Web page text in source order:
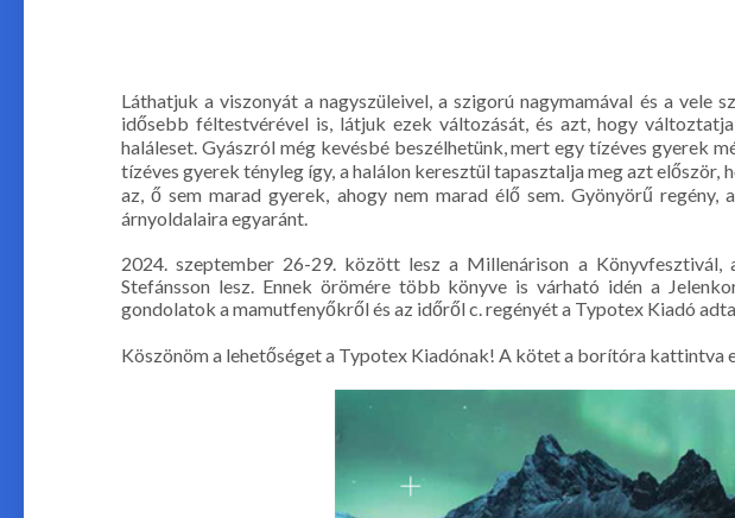
Láthatjuk a viszonyát a nagyszüleivel, a szigorú nagymamával és a vele
idősebb féltestvérével is, látjuk ezek változását, és azt, hogy
haláleset. Gyászról még kevésbé beszélhetünk, mert egy tízéves gyerek
tízéves gyerek tényleg így, a halálon keresztül tapasztalja meg azt először,
az, ő sem marad gyerek, ahogy nem marad élő sem. Gyönyörű regény,
árnyoldalaira egyaránt.
2024. szeptember 26-29. között lesz a Millenárison a Könyvfesztivál,
Stefánsson lesz. Ennek örömére több könyve is várható idén a
gondolatok a mamutfenyőkről és az időről c. regényét a Typotex Kiadó
Köszönöm a lehetőséget a Typotex Kiadónak! A kötet a borítóra kattintva